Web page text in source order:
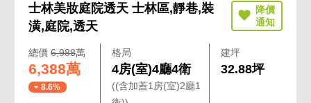
士林美妝庭院透天 士林區,靜巷,裝
潢,庭院,透天
總價6,988萬
6,388萬
8.6%
格局
4房(室)4廳4衛
((含加蓋1房(室)2廳1
建坪
32.88坪